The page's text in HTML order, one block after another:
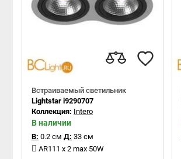
Встраиваемый светильник
Lightstar i9290707
Коллекция: Intero
В наличии
В: 0.2 см Д: 33 см
AR111 x 2 max 50W